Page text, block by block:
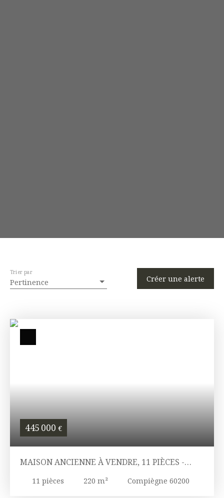
Pertinence
Trier par
Créer une alerte
445 000 €
MAISON ANCIENNE À VENDRE, 11 PIÈCES -
11 pièces 220 m² Compiègne 60200